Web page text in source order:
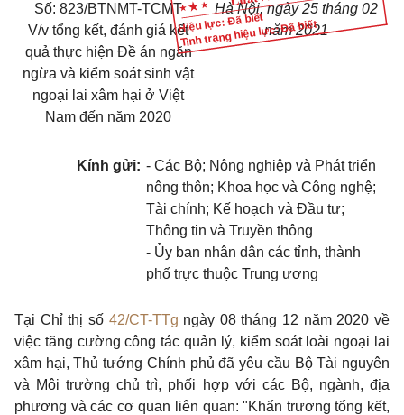
Hiệu lực: Đã biết
Tình trạng hiệu lực: Đã biết
Số: 823/BTNMT-TCMT
V/v tổng kết, đánh giá kết
quả thực hiện Đề án ngăn
ngừa và kiểm soát sinh vật
ngoại lai xâm hại ở Việt
Nam đến năm 2020
Hà Nội, ngày 25 tháng 02
năm 2021
Kính gửi: - Các Bộ; Nông nghiệp và Phát triển
nông thôn; Khoa học và Công nghệ;
Tài chính; Kế hoạch và Đầu tư;
Thông tin và Truyền thông
- Ủy ban nhân dân các tỉnh, thành
phố trực thuộc Trung ương
Tại Chỉ thị số 42/CT-TTg ngày 08 tháng 12 năm 2020 về
việc tăng cường công tác quản lý, kiểm soát loài ngoại lai
xâm hại, Thủ tướng Chính phủ đã yêu cầu Bộ Tài nguyên
và Môi trường chủ trì, phối hợp với các Bộ, ngành, địa
phương và các cơ quan liên quan: "Khẩn trương tổng kết,